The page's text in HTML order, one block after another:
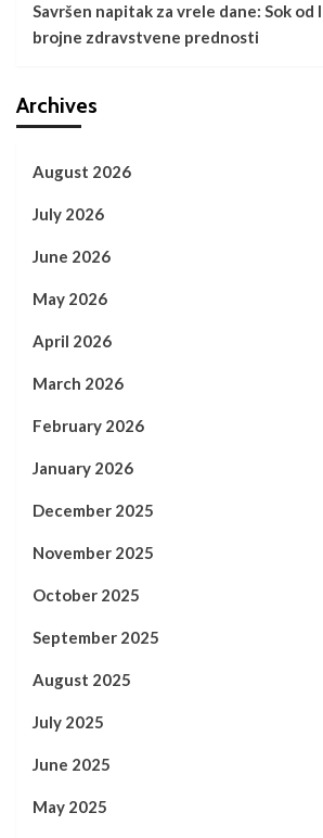
Savršen napitak za vrele dane: Sok od
brojne zdravstvene prednosti
Archives
August 2026
July 2026
June 2026
May 2026
April 2026
March 2026
February 2026
January 2026
December 2025
November 2025
October 2025
September 2025
August 2025
July 2025
June 2025
May 2025